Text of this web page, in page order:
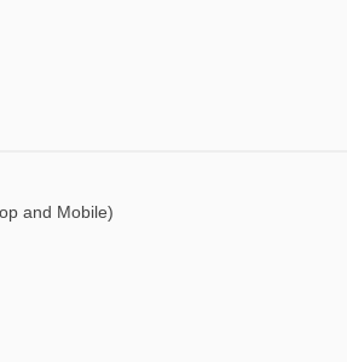
and Mobile)